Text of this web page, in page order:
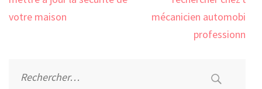
votre maison
mécanicien automobile
professionnel